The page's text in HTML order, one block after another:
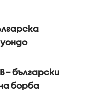
български
борба